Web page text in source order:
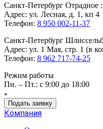
Санкт-Петербург Отрадное :
Адрес: ул. Лесная, д. 1, кп 4
Телефон: 8 950 002-11-37
Санкт-Петербург
Адрес: ул. 1 Мая, стр. 1 (в
Телефон: 8 962 717-74-25
Режим работы
Пн. – Пт.: с 9:00 до 18:00
Подать заявку
Компания